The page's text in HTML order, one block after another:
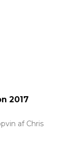
2017
af Chris